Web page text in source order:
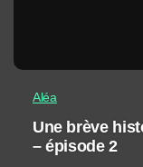
Aléa
Une brève
– épisode 2